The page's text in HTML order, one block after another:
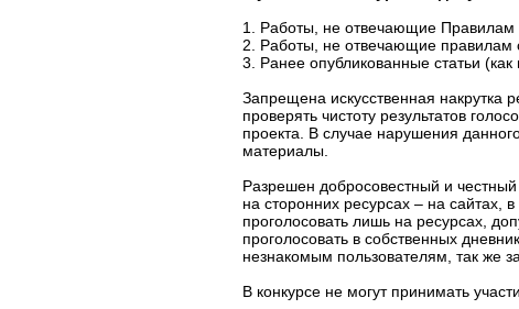
1. Работы, не отвечающие Правилам
2. Работы, не отвечающие правилам
3. Ранее опубликованные статьи (как
Запрещена искусственная накрутка
проверять чистоту результатов
проекта. В случае нарушения
материалы.
Разрешен добросовестный и честный
на сторонних ресурсах – на
проголосовать лишь на ресурсах,
проголосовать в собственных
незнакомым пользователям, так же
В конкурсе не могут принимать